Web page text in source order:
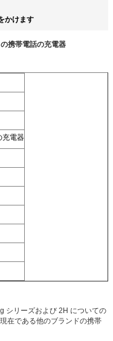
かけます
携帯電話の充電器
充電器
シリーズおよび 2H についての
在である他のブランドの携帯